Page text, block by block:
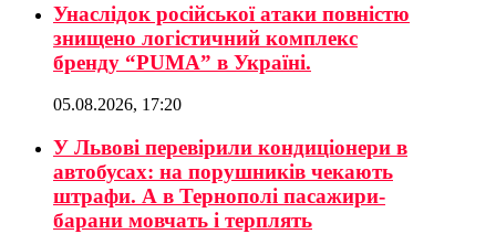
Унаслідок російської атаки повністю
знищено логістичний комплекс
бренду “PUMA” в Україні.
05.08.2026, 17:20
У Львові перевірили кондиціонери в
автобусах: на порушників чекають
штрафи. А в Тернополі пасажири-
барани мовчать і терплять